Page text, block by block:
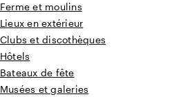
Ferme et moulins
Lieux en extérieur
Clubs et discothèques
Hôtels
Bateaux de fête
Musées et galeries